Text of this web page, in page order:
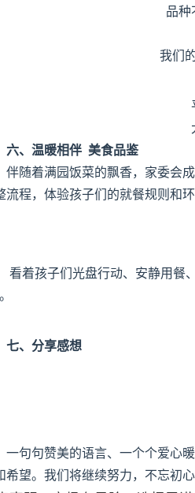
品种
我们
六、温暖相伴 美食品鉴
伴随着满园饭菜的飘香，家委会
流程，体验孩子们的就餐规则和
看着孩子们光盘行动、安静用餐
七、分享感想
一句句赞美的语言、一个个爱心
希望。我们将继续努力，不忘初心